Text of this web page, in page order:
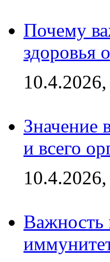
Почему
здоровья
Значение
и всего
Важность